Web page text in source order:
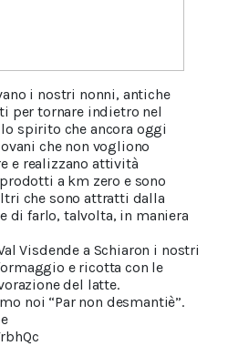
i nostri nonni, antiche
per tornare indietro nel
spirito che ancora oggi
che non vogliono
e realizzano attività
a km zero e sono
che sono attratti dalla
di farlo, talvolta, in maniera
Visdende a Schiaron i nostri
e ricotta con le
del latte.
noi “Par non desmantiè”.